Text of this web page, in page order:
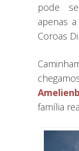
pode
apenas
Coroas
família